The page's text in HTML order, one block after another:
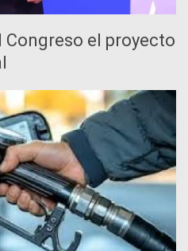
Congreso el proyecto